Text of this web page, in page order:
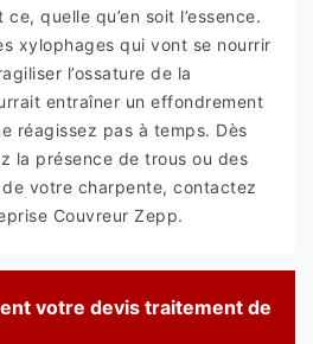
quelle qu’en soit l’essence.
xylophages qui vont se nourrir
l’ossature de la
entraîner un effondrement
réagissez pas à temps. Dès
la présence de trous ou des
votre charpente, contactez
Couvreur Zepp.
votre devis traitement de